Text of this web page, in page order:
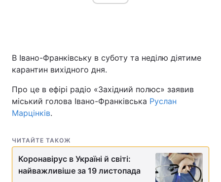
В Івано-Франківську в суботу та неділю діятиме
карантин вихідного дня.
Про це в ефірі радіо «Західний полюс» заявив
міський голова Івано-Франківська Руслан
Марцінків.
ЧИТАЙТЕ ТАКОЖ
Коронавірус в Україні й світі:
найважливіше за 19 листопада